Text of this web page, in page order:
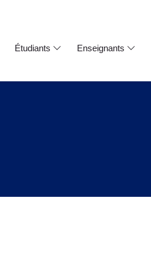
Étudiants Enseignants